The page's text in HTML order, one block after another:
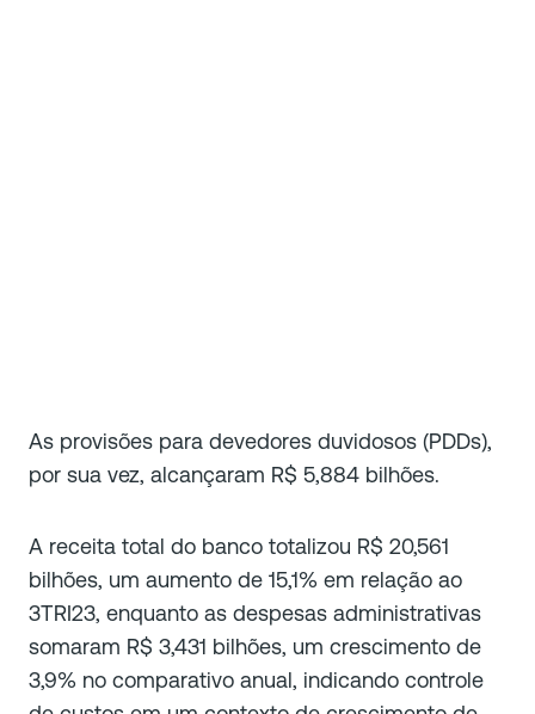
As provisões para devedores duvidosos (PDDs),
por sua vez, alcançaram R$ 5,884 bilhões.
A receita total do banco totalizou R$ 20,561
bilhões, um aumento de 15,1% em relação ao
3TRI23, enquanto as despesas administrativas
somaram R$ 3,431 bilhões, um crescimento de
3,9% no comparativo anual, indicando controle